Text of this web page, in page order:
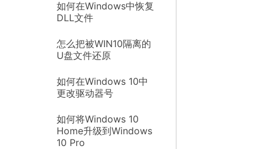
如何在Windows中恢复
DLL文件
怎么把被WIN10隔离的
U盘文件还原
如何在Windows 10中
更改驱动器号
如何将Windows 10
Home升级到Windows
10 Pro